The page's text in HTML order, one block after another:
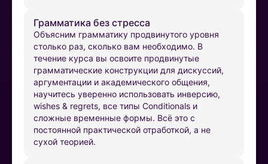
Грамматика без стресса
Объясним грамматику продвинутого уровня
столько раз, сколько вам необходимо. В
течение курса вы освоите продвинутые
грамматические конструкции для дискуссий,
аргументации и академического общения,
научитесь уверенно использовать инверсию,
wishes & regrets, все типы Conditionals и
сложные временные формы. Всё это с
постоянной практической отработкой, а не
сухой теорией.